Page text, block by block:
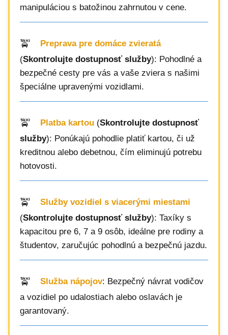
manipuláciou s batožinou zahrnutou v cene.
Preprava pre domáce zvieratá
(Skontrolujte dostupnosť služby): Pohodlné a
bezpečné cesty pre vás a vaše zviera s našimi
špeciálne upravenými vozidlami.
Platba kartou (Skontrolujte dostupnosť
služby): Ponúkajú pohodlie platiť kartou, či už
kreditnou alebo debetnou, čím eliminujú potrebu
hotovosti.
Služby vozidiel s viacerými miestami
(Skontrolujte dostupnosť služby): Taxíky s
kapacitou pre 6, 7 a 9 osôb, ideálne pre rodiny a
študentov, zaručujúc pohodlnú a bezpečnú jazdu.
Služba nápojov: Bezpečný návrat vodičov
a vozidiel po udalostiach alebo oslavách je
garantovaný.